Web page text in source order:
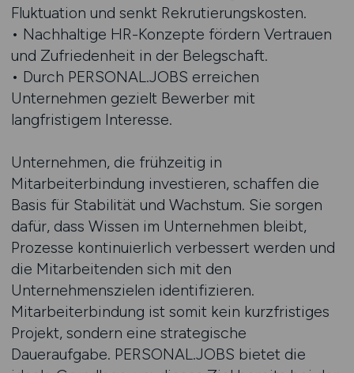
Fluktuation und senkt Rekrutierungskosten.
• Nachhaltige HR-Konzepte fördern Vertrauen
und Zufriedenheit in der Belegschaft.
• Durch PERSONAL.JOBS erreichen
Unternehmen gezielt Bewerber mit
langfristigem Interesse.
Unternehmen, die frühzeitig in
Mitarbeiterbindung investieren, schaffen die
Basis für Stabilität und Wachstum. Sie sorgen
dafür, dass Wissen im Unternehmen bleibt,
Prozesse kontinuierlich verbessert werden und
die Mitarbeitenden sich mit den
Unternehmenszielen identifizieren.
Mitarbeiterbindung ist somit kein kurzfristiges
Projekt, sondern eine strategische
Daueraufgabe. PERSONAL.JOBS bietet die